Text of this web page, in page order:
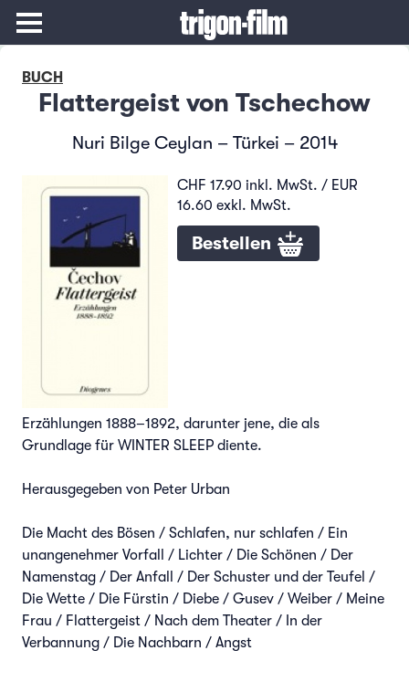
BUCH
Flattergeist von Tschechow
Nuri Bilge Ceylan – Türkei – 2014
CHF 17.90 inkl. MwSt. / EUR
16.60 exkl. MwSt.
Bestellen
Erzählungen 1888–1892, darunter jene, die als
Grundlage für WINTER SLEEP diente.
Herausgegeben von Peter Urban
Die Macht des Bösen / Schlafen, nur schlafen / Ein
unangenehmer Vorfall / Lichter / Die Schönen / Der
Namenstag / Der Anfall / Der Schuster und der Teufel /
Die Wette / Die Fürstin / Diebe / Gusev / Weiber / Meine
Frau / Flattergeist / Nach dem Theater / In der
Verbannung / Die Nachbarn / Angst